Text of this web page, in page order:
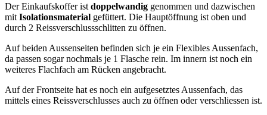
Der Einkaufskoffer ist doppelwandig genommen und dazwischen
mit Isolationsmaterial gefüttert. Die Hauptöffnung ist oben und
durch 2 Reissverschlussschlitten zu öffnen.
Auf beiden Aussenseiten befinden sich je ein Flexibles Aussenfach,
da passen sogar nochmals je 1 Flasche rein. Im innern ist noch ein
weiteres Flachfach am Rücken angebracht.
Auf der Frontseite hat es noch ein aufgesetztes Aussenfach, das
mittels eines Reissverschlusses auch zu öffnen oder verschliessen ist.